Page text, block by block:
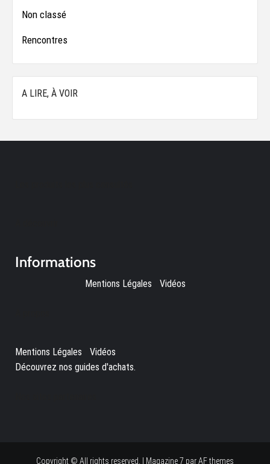
Non classé
Rencontres
A LIRE, À VOIR
Informations
Mentions Légales Vidéos
Mentions Légales Vidéos
Découvrez nos guides d'achats.
Copyright © All rights reserved. Magazine 7 par AF themes